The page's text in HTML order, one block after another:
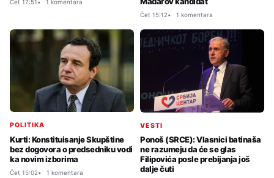
Čet 17:51 1 komentara
Čet 15:12 1 komentara
POLITIKA
Kurti: Konstituisanje Skupštine
bez dogovora o predsedniku vodi
ka novim izborima
Čet 15:02 1 komentara
VESTI
Ponoš (SRCE): Vlasnici batinaša
ne razumeju da će se glas
Filipovića posle prebijanja još
dalje čuti